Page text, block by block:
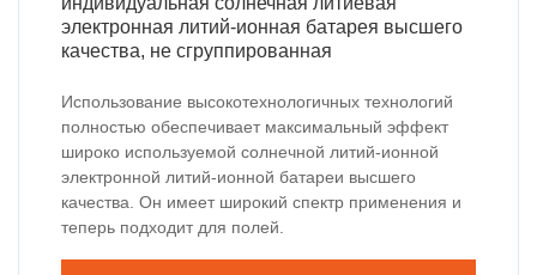
электронная литий-ионная батарея высшего
качества, не сгруппированная
Использование высокотехнологичных технологий
полностью обеспечивает максимальный эффект
широко используемой солнечной литий-ионной
электронной литий-ионной батареи высшего
качества. Он имеет широкий спектр применения и
теперь подходит для полей.